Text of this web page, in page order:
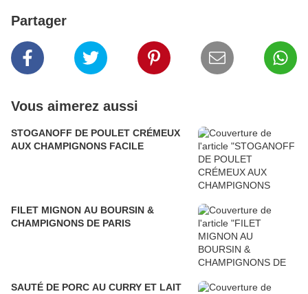
Partager
Vous aimerez aussi
STOGANOFF DE POULET CRÉMEUX
AUX CHAMPIGNONS FACILE
FILET MIGNON AU BOURSIN &
CHAMPIGNONS DE PARIS
SAUTÉ DE PORC AU CURRY ET LAIT